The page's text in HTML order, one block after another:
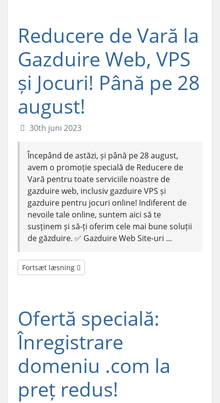
Reducere de Vară la
Gazduire Web, VPS
și Jocuri! Până pe 28
august!
30th juni 2023
Începând de astăzi, și până pe 28 august,
avem o promoție specială de Reducere de
Vară pentru toate serviciile noastre de
gazduire web, inclusiv gazduire VPS și
gazduire pentru jocuri online! Indiferent de
nevoile tale online, suntem aici să te
susținem și să-ți oferim cele mai bune soluții
de găzduire. ✅ Gazduire Web Site-uri ...
Fortsæt læsning
Ofertă specială:
Înregistrare
domeniu .com la
preț redus!